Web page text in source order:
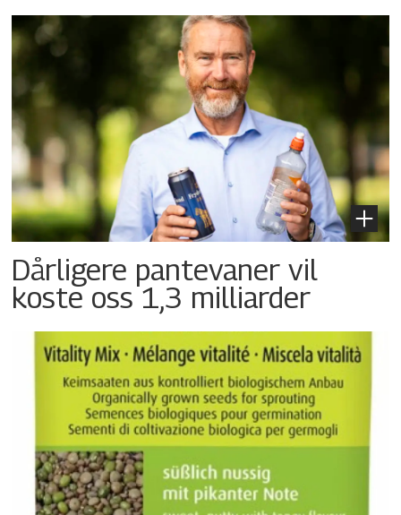
Dårligere pantevaner vil
koste oss 1,3 milliarder